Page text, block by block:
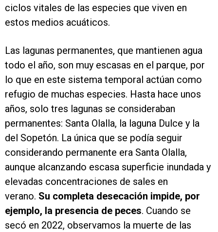
ciclos vitales de las especies que viven en
estos medios acuáticos.
Las lagunas permanentes, que mantienen agua
todo el año, son muy escasas en el parque, por
lo que en este sistema temporal actúan como
refugio de muchas especies. Hasta hace unos
años, solo tres lagunas se consideraban
permanentes: Santa Olalla, la laguna Dulce y la
del Sopetón. La única que se podía seguir
considerando permanente era Santa Olalla,
aunque alcanzando escasa superficie inundada y
elevadas concentraciones de sales en
verano. Su completa desecación impide, por
ejemplo, la presencia de peces. Cuando se
secó en 2022, observamos la muerte de las